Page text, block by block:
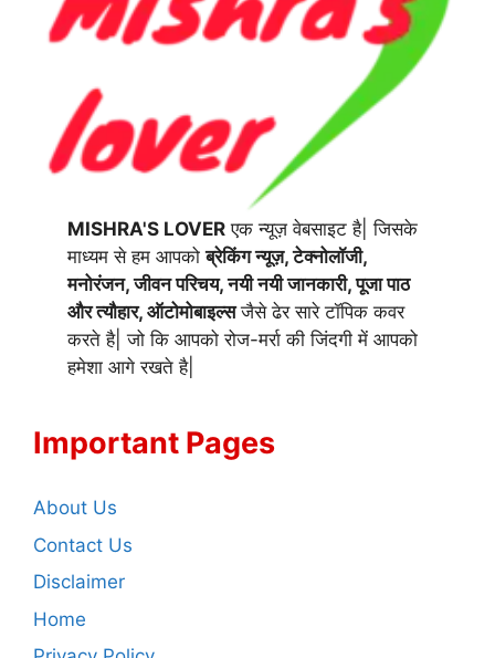
MISHRA'S LOVER एक न्यूज़ वेबसाइट है| जिसके
माध्यम से हम आपकोब्रेकिंग न्यूज़, टेक्नोलॉजी,
मनोरंजन, जीवन परिचय, नयी नयी जानकारी, पूजा पाठ
और त्यौहार, ऑटोमोबाइल्सजैसे ढेर सारे टॉपिक कवर
करते है| जो कि आपको रोज-मर्रा की जिंदगी में आपको
हमेशा आगे रखते है|
Important Pages
About Us
Contact Us
Disclaimer
Home